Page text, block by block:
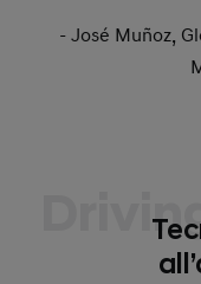
- José Muñoz,